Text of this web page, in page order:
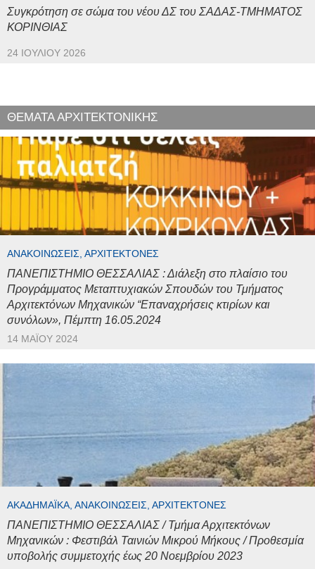
Συγκρότηση σε σώμα του νέου ΔΣ του ΣΑΔΑΣ-ΤΜΗΜΑΤΟΣ
ΚΟΡΙΝΘΙΑΣ
24 ΙΟΥΛΊΟΥ 2026
ΘΕΜΑΤΑ ΑΡΧΙΤΕΚΤΟΝΙΚΗΣ
ΑΝΑΚΟΙΝΏΣΕΙΣ, ΑΡΧΙΤΈΚΤΟΝΕΣ
ΠΑΝΕΠΙΣΤΗΜΙΟ ΘΕΣΣΑΛΙΑΣ : Διάλεξη στο πλαίσιο του
Προγράμματος Μεταπτυχιακών Σπουδών του Τμήματος
Αρχιτεκτόνων Μηχανικών “Επαναχρήσεις κτιρίων και
συνόλων», Πέμπτη 16.05.2024
14 ΜΑΪ́ΟΥ 2024
ΑΚΑΔΗΜΑΪΚΆ, ΑΝΑΚΟΙΝΏΣΕΙΣ, ΑΡΧΙΤΈΚΤΟΝΕΣ
ΠΑΝΕΠΙΣΤΗΜΙΟ ΘΕΣΣΑΛΙΑΣ / Τμήμα Αρχιτεκτόνων
Μηχανικών : Φεστιβάλ Ταινιών Μικρού Μήκους / Προθεσμία
υποβολής συμμετοχής έως 20 Νοεμβρίου 2023